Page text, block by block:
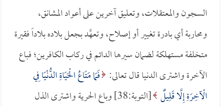
السجون والمعتقلات، وتعليق آخرين على أعواد المشانق،
ومحاربة أي بادرة تغيير أو إصلاح، وتعهَّد بجعل بلاده بلاداً فقيرة
متخلفة مستهلكة لضمان سيرها الدائم في ركاب الكافرين؛ فباع
الآخرة واشترى الدنيا قال تعالى: فَمَا مَتَاعُ الْحَيَاةِ الدُّنْيَا فِي
الْآخِرَةِ إِلَّا قَلِيلٌ
[التوبة:38] وباع الحرية واشترى الذل